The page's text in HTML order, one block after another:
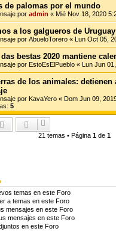
de palomas por el mundo
por admin « Mié Nov 18, 2020
a los galgueros de Uruguay
por AbueloTorero « Lun Oct 05,
das bestas 2020 mantiene
por EstoEsElPueblo « Lun Jun
de los animales:
por KavaYero « Dom Jun 09,
5
21 temas • Página 1de 1
temas en este Foro
a temas en este Foro
mensajes en este Foro
mensajes en este Foro
en este Foro